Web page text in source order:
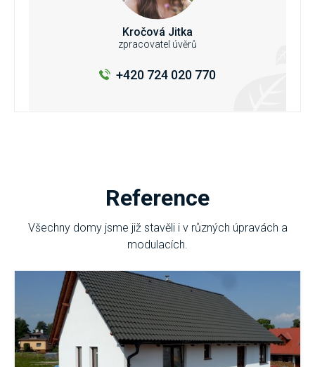
Kročová Jitka
zpracovatel úvěrů
+420 724 020 770
Reference
Všechny domy jsme již stavěli i v různých úpravách a
modulacích.